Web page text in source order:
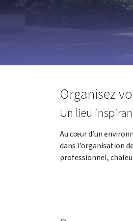
Organisez
Un lieu
Au cœur d’un
dans l’organisation
professionnel,